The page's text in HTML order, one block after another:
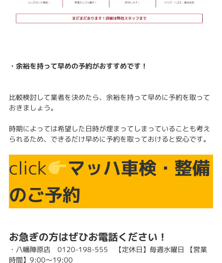
・余裕を持って早めの予約がおすすめです！
比較検討して業者を決めたら、余裕を持って早めに予約を取って
おきましょう。
時期によっては希望した日時が埋まってしまっていることも考え
られるため、できるだけ早めに予約を取っておけると安心です。
click マッハ車検・整備
のご予約
お急ぎの方はぜひお電話ください！
・八幡陣原店 0120-198-555 【定休日】毎週水曜日 【営業
時間】9:00～19:00